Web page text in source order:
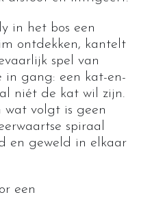
in het bos een
ontdekken, kantelt
spel van
in gang: een kat-en-
niét de kat wil zijn.
wat volgt is geen
spiraal
en geweld in elkaar
een